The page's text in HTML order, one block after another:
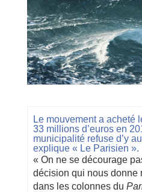
Le mouvement a acheté
33 millions d’euros en
municipalité refuse d’y
explique « Le Parisien ».
« On ne se décourage
décision qui nous donne
dans les colonnes du